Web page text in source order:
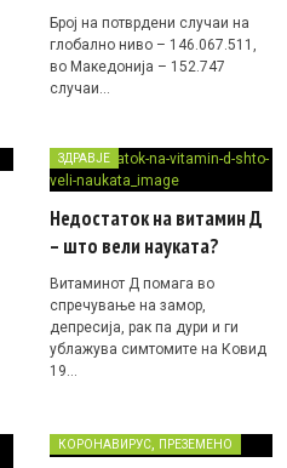
Број на потврдени случаи на
глобално ниво – 146.067.511,
во Македонија – 152.747
случаи…
ЗДРАВЈЕ
Недостаток на витамин Д
– што вели науката?
Витаминот Д помага во
спречување на замор,
депресија, рак па дури и ги
ублажува симтомите на Ковид
19…
КОРОНАВИРУС, ПРЕЗЕМЕНО